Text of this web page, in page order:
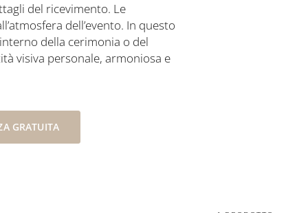
del ricevimento. Le
dell’evento. In questo
della cerimonia o del
visiva personale, armoniosa e
GRATUITA